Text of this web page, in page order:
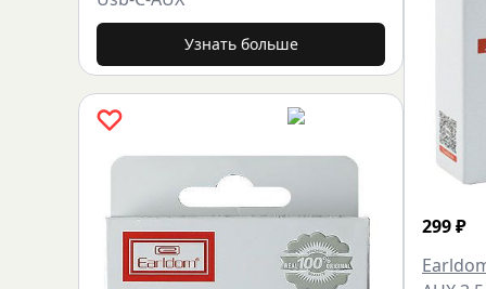
Узнать больше
299₽